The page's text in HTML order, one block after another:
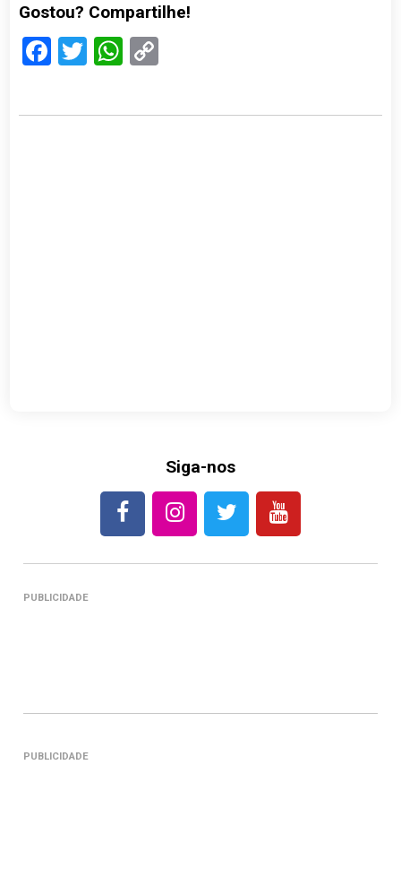
Gostou? Compartilhe!
Facebook
TwitterWhatsApp
Siga-nos
PUBLICIDADE
PUBLICIDADE